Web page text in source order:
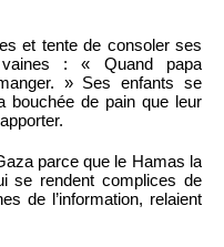
et tente de consoler ses
: « Quand papa
» Ses enfants se
bouchée de pain que leur
parce que le Hamas la
se rendent complices de
de l’information, relaient